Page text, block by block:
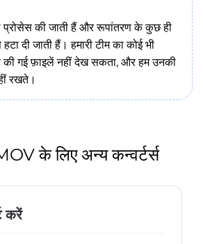
प्रोसेस की जाती हैं और रूपांतरण के कुछ ही
हटा दी जाती हैं। हमारी टीम का कोई भी
की गई फ़ाइलें नहीं देख सकता, और हम उनकी
रखते।
के लिए अन्य कन्वर्टर्स
करें